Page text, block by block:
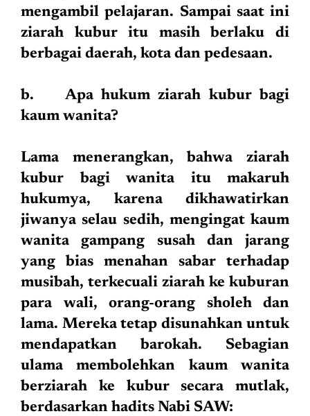
mengambil pelajaran. Sampai saat ini
ziarah kubur itu masih berlaku di
berbagai daerah, kota dan pedesaan.
b. Apa hukum ziarah kubur bagi
kaum wanita?
Lama menerangkan, bahwa ziarah
kubur bagi wanita itu makaruh
hukumya, karena dikhawatirkan
jiwanya selau sedih, mengingat kaum
wanita gampang susah dan jarang
yang bias menahan sabar terhadap
musibah, terkecuali ziarah ke kuburan
para wali, orang-orang sholeh dan
lama. Mereka tetap disunahkan untuk
mendapatkan barokah. Sebagian
ulama membolehkan kaum wanita
berziarah ke kubur secara mutlak,
berdasarkan hadits Nabi SAW: